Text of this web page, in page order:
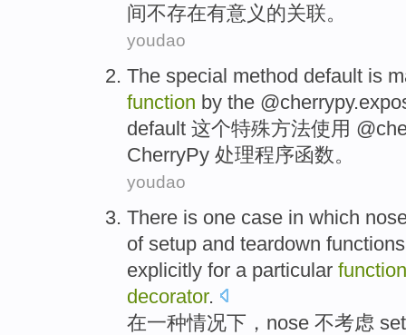
间不存在有意义 的关联。
youdao
The special method default is
function by the
default 这个特殊方法使用 @
CherryPy 处理程序函数。
youdao
There is one case in which
of setup and teardown functions
explicitly for a particular function
decorator.
在一种情况下， nose 不考虑